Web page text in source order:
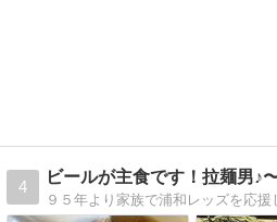
4
ビールが主食です！拉麺男♪